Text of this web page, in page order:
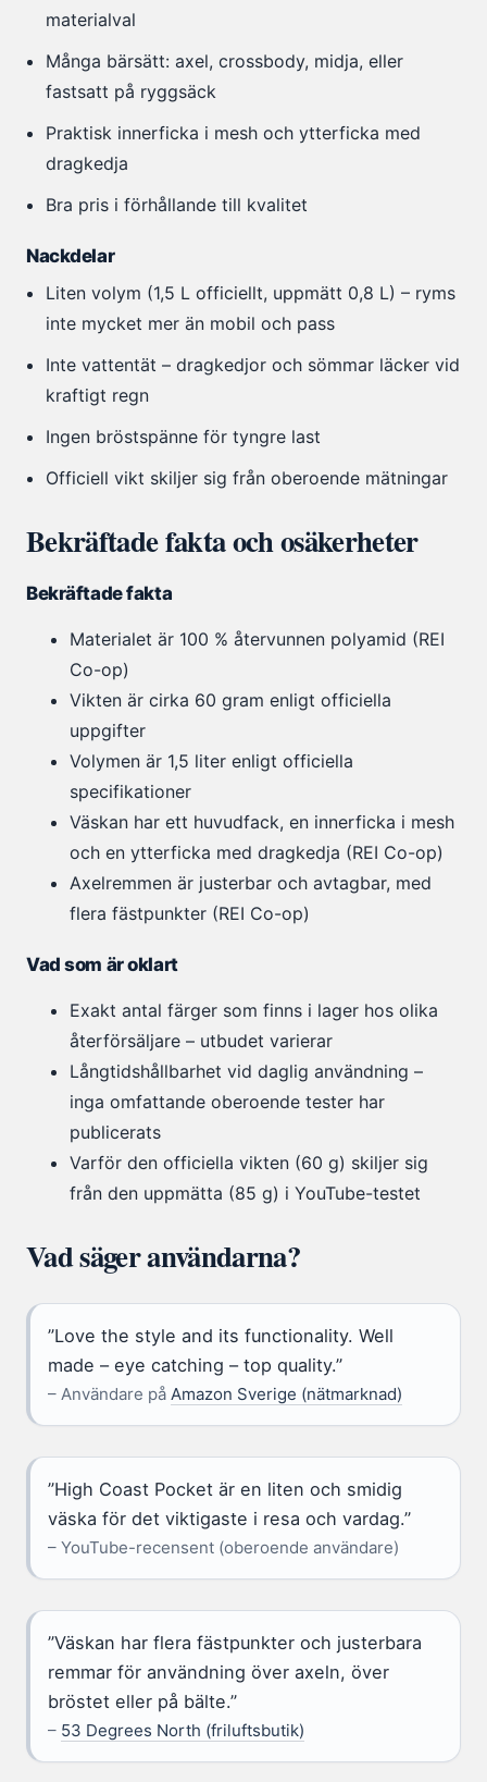
materialval
Många bärsätt: axel, crossbody, midja, eller
fastsatt på ryggsäck
Praktisk innerficka i mesh och ytterficka med
dragkedja
Bra pris i förhållande till kvalitet
Nackdelar
Liten volym (1,5 L officiellt, uppmätt 0,8 L) – ryms
inte mycket mer än mobil och pass
Inte vattentät – dragkedjor och sömmar läcker vid
kraftigt regn
Ingen bröstspänne för tyngre last
Officiell vikt skiljer sig från oberoende mätningar
Bekräftade fakta och osäkerheter
Bekräftade fakta
Materialet är 100 % återvunnen polyamid (REI
Co-op)
Vikten är cirka 60 gram enligt officiella
uppgifter
Volymen är 1,5 liter enligt officiella
specifikationer
Väskan har ett huvudfack, en innerficka i mesh
och en ytterficka med dragkedja (REI Co-op)
Axelremmen är justerbar och avtagbar, med
flera fästpunkter (REI Co-op)
Vad som är oklart
Exakt antal färger som finns i lager hos olika
återförsäljare – utbudet varierar
Långtidshållbarhet vid daglig användning –
inga omfattande oberoende tester har
publicerats
Varför den officiella vikten (60 g) skiljer sig
från den uppmätta (85 g) i YouTube-testet
Vad säger användarna?
”Love the style and its functionality. Well
made – eye catching – top quality.”
– Användare på Amazon Sverige (nätmarknad)
”High Coast Pocket är en liten och smidig
väska för det viktigaste i resa och vardag.”
– YouTube-recensent (oberoende användare)
”Väskan har flera fästpunkter och justerbara
remmar för användning över axeln, över
bröstet eller på bälte.”
– 53 Degrees North (friluftsbutik)